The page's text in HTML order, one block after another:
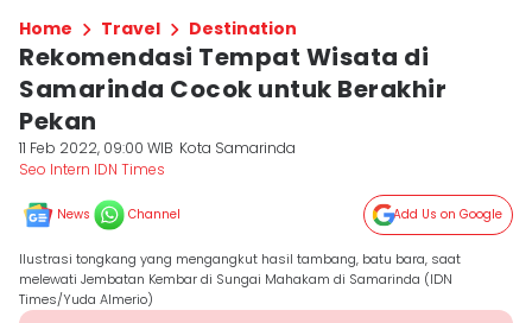
Home Travel Destination
Rekomendasi Tempat Wisata di
Samarinda Cocok untuk Berakhir
Pekan
11 Feb 2022, 09:00 WIB Kota Samarinda
Seo Intern IDN Times
News Channel Add Us on Google
Ilustrasi tongkang yang mengangkut hasil tambang, batu bara, saat
melewati Jembatan Kembar di Sungai Mahakam di Samarinda (IDN
Times/Yuda Almerio)